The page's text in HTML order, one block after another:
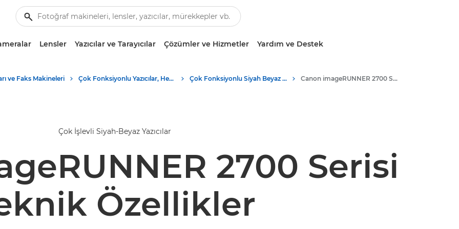
Lensler Yazıcılar ve Tarayıcılar Çözümler ve Hizmetler Yardım ve Destek
ve Faks Makineleri Çok Fonksiyonlu Yazıcılar, Hepsi Bir Arada Yazıcılar Çok Fonksiyonlu Siyah Beyaz Yazıcılar Canon imageRUNNER 2700 Serisi
Çok İşlevli Siyah-Beyaz Yazıcılar
2700 Serisi
Özellikler